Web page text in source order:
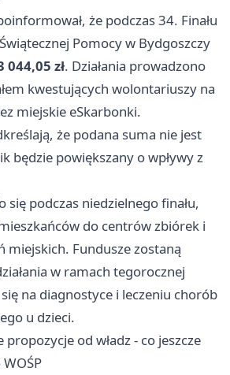
że podczas 34. Finału
Pomocy w Bydgoszczy
044,05 zł. Działania prowadzono
kwestujących wolontariuszy na
miejskie eSkarbonki.
że podana suma nie jest
będzie powiększany o wpływy z
się podczas niedzielnego finału,
do centrów zbiórek i
miejskich. Fundusze zostaną
w ramach tegorocznej
na diagnostyce i leczeniu chorób
u dzieci.
od władz - co jeszcze